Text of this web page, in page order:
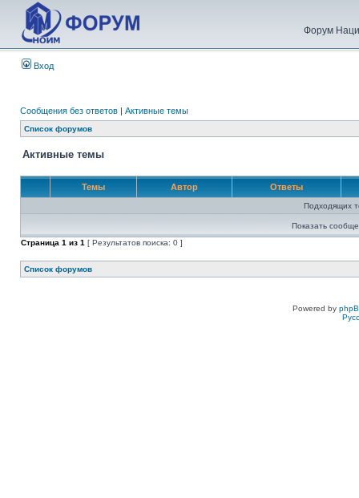
Форум
Вход
Сообщения без ответов | Активные темы
Список форумов
Активные темы
Темы Автор Ответы
Подходящих
Показать
Страница 1 из 1 [ Результатов поиска: 0 ]
Список форумов
Powered by